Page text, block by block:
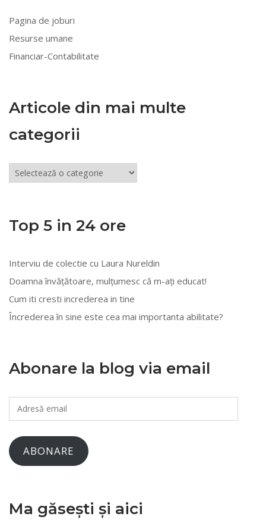
Pagina de joburi
Resurse umane
Financiar-Contabilitate
Articole din mai multe
categorii
Articole
din
categorii
Top 5 in 24 ore
Interviu de colectie cu Laura Nureldin
Doamna învățătoare, mulțumesc că m-ați educat!
Cum iti cresti increderea in tine
Încrederea în sine este cea mai importanta abilitate?
Abonare la blog via email
Adresă
email
ABONARE
Ma găsești și aici